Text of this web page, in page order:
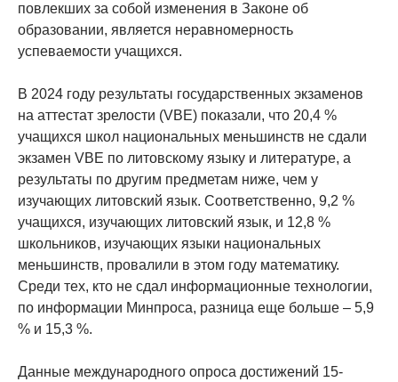
повлекших за собой изменения в Законе об
образовании, является неравномерность
успеваемости учащихся.
В 2024 году результаты государственных экзаменов
на аттестат зрелости (VBE) показали, что 20,4 %
учащихся школ национальных меньшинств не сдали
экзамен VBE по литовскому языку и литературе, а
результаты по другим предметам ниже, чем у
изучающих литовский язык. Соответственно, 9,2 %
учащихся, изучающих литовский язык, и 12,8 %
школьников, изучающих языки национальных
меньшинств, провалили в этом году математику.
Среди тех, кто не сдал информационные технологии,
по информации Минпроса, разница еще больше – 5,9
% и 15,3 %.
Данные международного опроса достижений 15-